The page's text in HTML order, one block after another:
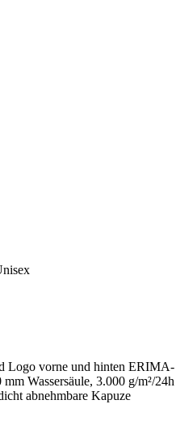
Logo vorne und hinten ERIMA-
Wassersäule, 3.000 g/m²/24h
abnehmbare Kapuze